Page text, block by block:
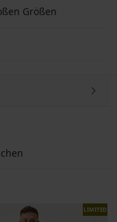
Größen
LIMITED